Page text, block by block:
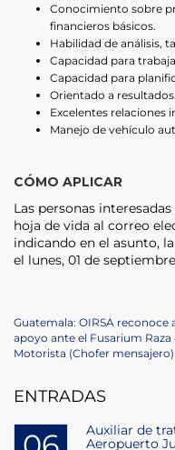
Conocimiento sobre
financieros básicos.
Habilidad de análisis,
Capacidad para
Capacidad para
Orientado a resultados.
Excelentes relaciones
Manejo de vehículo
CÓMO APLICAR
Las personas
hoja de vida al correo
indicando en el asunto,
el lunes, 01 de
Navegación
de
entradas
Previous
Post
Guatemala: OIRSA reconoce
apoyo ante el Fusarium Raza
Next
Motorista (Chofer mensajero)
ENTRADAS
Auxiliar de
Aeropuerto